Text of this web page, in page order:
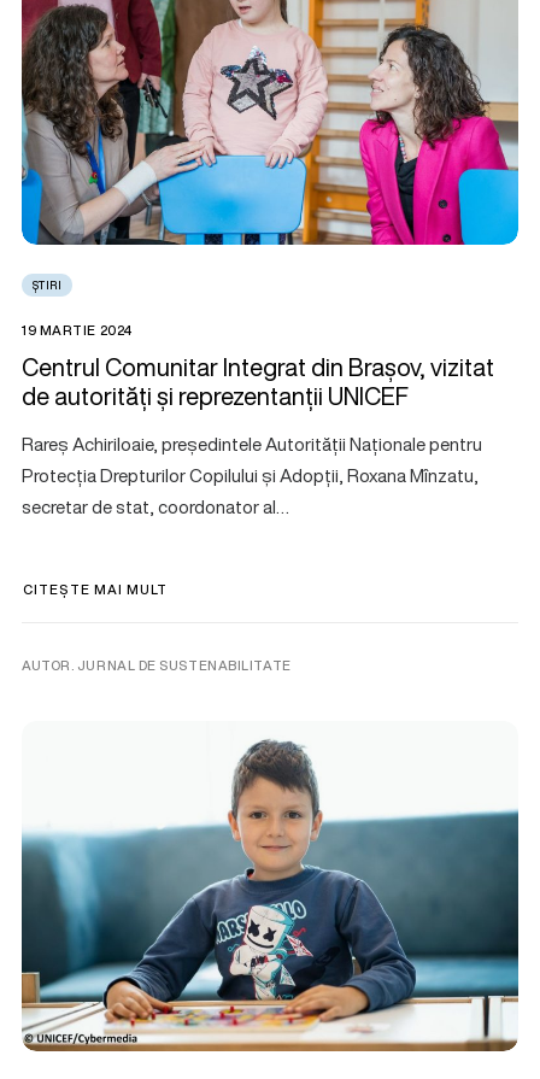
ȘTIRI
19 MARTIE 2024
Centrul Comunitar Integrat din Brașov, vizitat
de autorități și reprezentanții UNICEF
Rareș Achiriloaie, președintele Autorității Naționale pentru
Protecția Drepturilor Copilului și Adopții, Roxana Mînzatu,
secretar de stat, coordonator al…
CITEȘTE MAI MULT
AUTOR. JURNAL DE SUSTENABILITATE